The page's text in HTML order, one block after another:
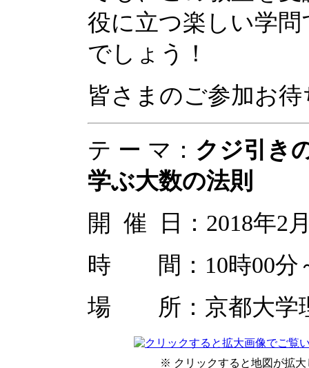
役に立つ楽しい学
でしょう！
皆さまのご参加お
テ ー マ： クジ引き
学ぶ大数の法則
開 催 日：2018年2
時 間：10時00分
場 所：京都大学
※ クリックすると地図が拡大